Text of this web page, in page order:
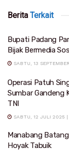
Berita Terkait
Bupati Padang
Bijak Bermedia
SABTU, 13
Operasi Patuh
Sumbar
TNI
SABTU, 12 JULI 2025
Manabang
Hoyak Tabuik